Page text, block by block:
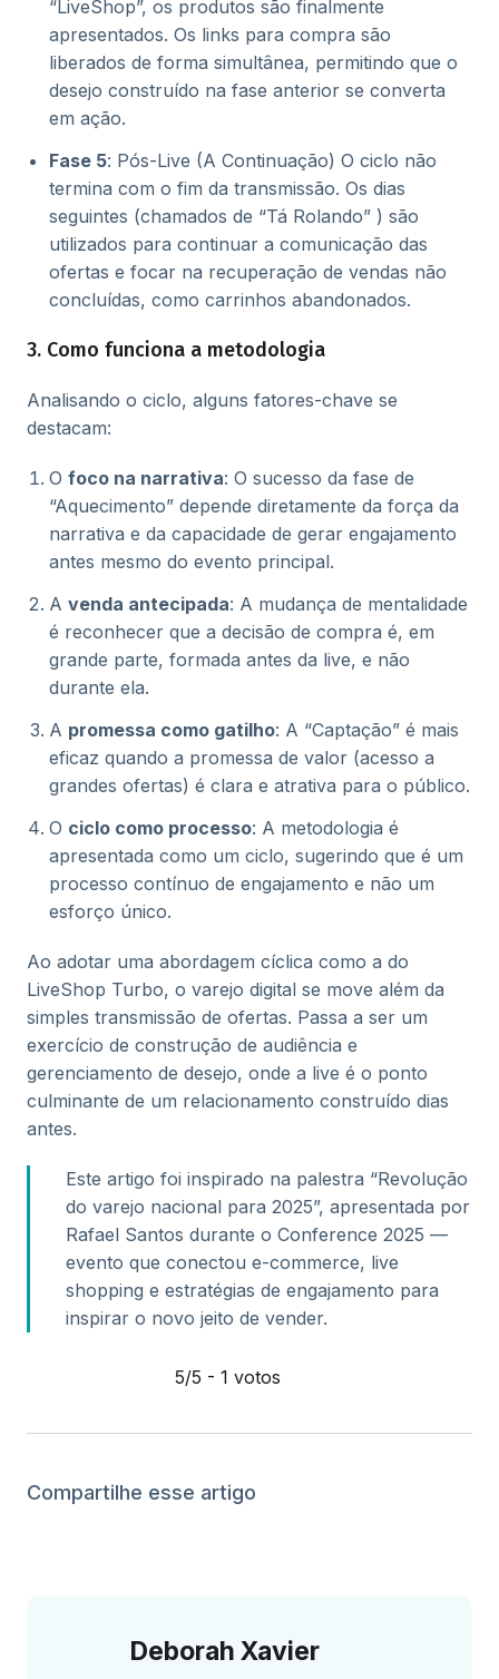
“LiveShop”, os produtos são finalmente
apresentados. Os links para compra são
liberados de forma simultânea, permitindo que o
desejo construído na fase anterior se converta
em ação.
Fase 5: Pós-Live (A Continuação) O ciclo não
termina com o fim da transmissão. Os dias
seguintes (chamados de “Tá Rolando” ) são
utilizados para continuar a comunicação das
ofertas e focar na recuperação de vendas não
concluídas, como carrinhos abandonados.
3. Como funciona a metodologia
Analisando o ciclo, alguns fatores-chave se
destacam:
O foco na narrativa: O sucesso da fase de
“Aquecimento” depende diretamente da força da
narrativa e da capacidade de gerar engajamento
antes mesmo do evento principal.
A venda antecipada: A mudança de mentalidade
é reconhecer que a decisão de compra é, em
grande parte, formada antes da live, e não
durante ela.
A promessa como gatilho: A “Captação” é mais
eficaz quando a promessa de valor (acesso a
grandes ofertas) é clara e atrativa para o público.
O ciclo como processo: A metodologia é
apresentada como um ciclo, sugerindo que é um
processo contínuo de engajamento e não um
esforço único.
Ao adotar uma abordagem cíclica como a do
LiveShop Turbo, o varejo digital se move além da
simples transmissão de ofertas. Passa a ser um
exercício de construção de audiência e
gerenciamento de desejo, onde a live é o ponto
culminante de um relacionamento construído dias
antes.
Este artigo foi inspirado na palestra “Revolução
do varejo nacional para 2025”, apresentada por
Rafael Santos durante o Conference 2025 —
evento que conectou e-commerce, live
shopping e estratégias de engajamento para
inspirar o novo jeito de vender.
5/5 - 1 votos
Compartilhe esse artigo
Deborah Xavier